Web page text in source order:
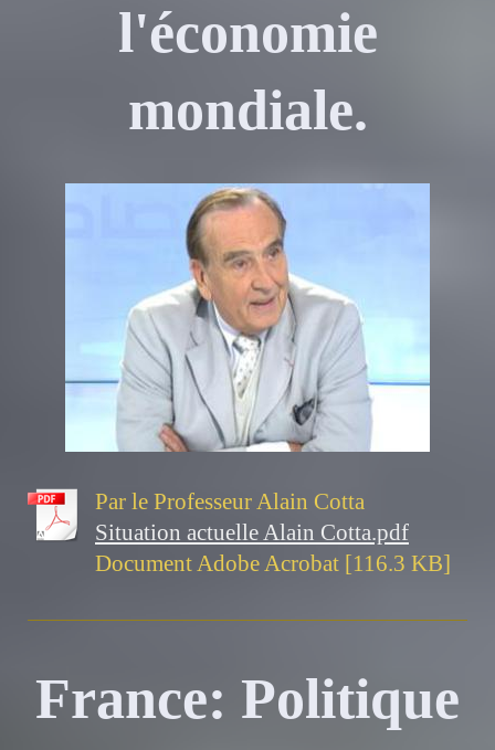
l'économie
mondiale.
Par le Professeur Alain Cotta
Situation actuelle Alain Cotta.pdf
Document Adobe Acrobat [116.3 KB]
France: Politique